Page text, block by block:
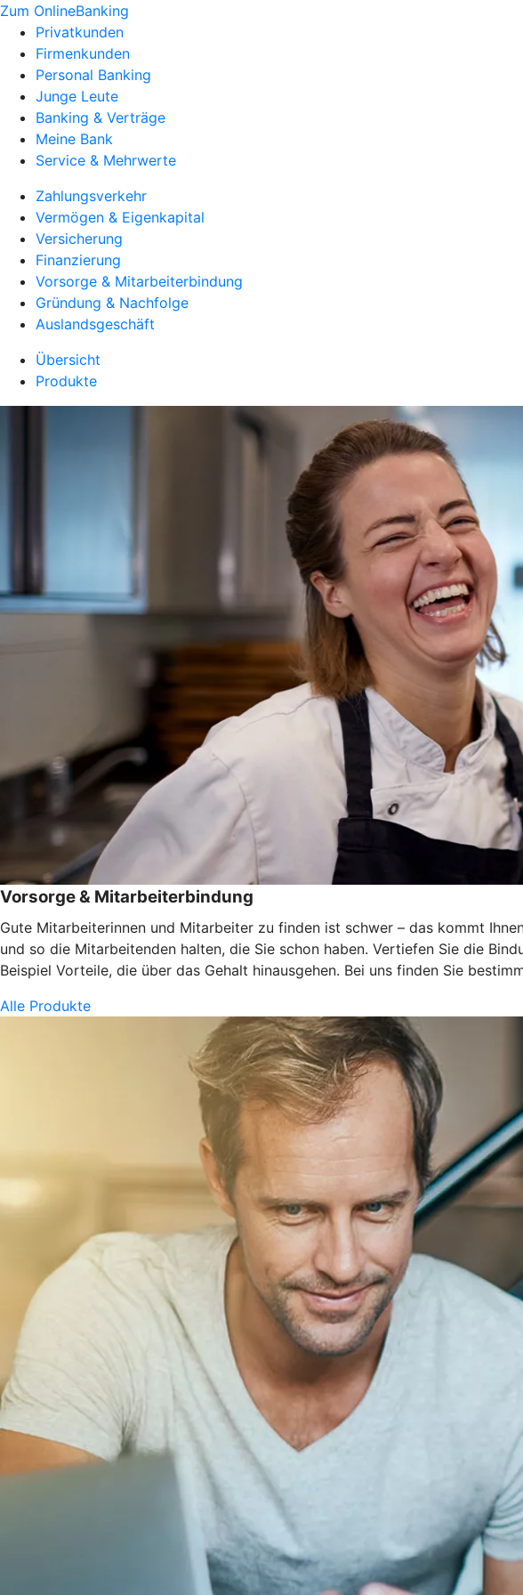
Zum OnlineBanking
Privatkunden
Firmenkunden
Personal Banking
Junge Leute
Banking & Verträge
Meine Bank
Service & Mehrwerte
Zahlungsverkehr
Vermögen & Eigenkapital
Versicherung
Finanzierung
Vorsorge & Mitarbeiterbindung
Gründung & Nachfolge
Auslandsgeschäft
Übersicht
Produkte
Vorsorge & Mitarbeiterbindung
Gute Mitarbeiterinnen und Mitarbeiter zu finden ist schwer – das kommt
und so die Mitarbeitenden halten, die Sie schon haben. Vertiefen Sie die
Beispiel Vorteile, die über das Gehalt hinausgehen. Bei uns finden Sie
Alle Produkte